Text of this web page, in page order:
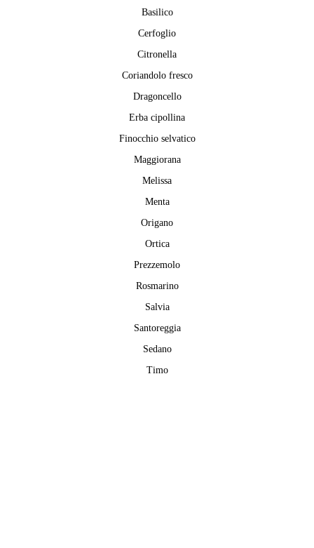
Basilico
Cerfoglio
Citronella
Coriandolo fresco
Dragoncello
Erba cipollina
Finocchio selvatico
Maggiorana
Melissa
Menta
Origano
Ortica
Prezzemolo
Rosmarino
Salvia
Santoreggia
Sedano
Timo